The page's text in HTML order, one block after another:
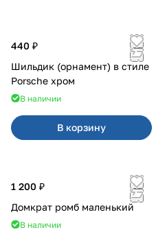
440 ₽
Шильдик (орнамент) в стиле
Porsche хром
В наличии
В корзину
1 200 ₽
Домкрат ромб маленький
В наличии